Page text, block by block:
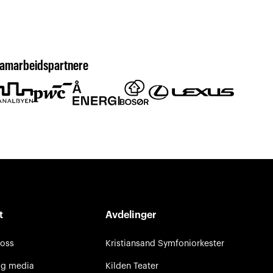
media
Avdelinger
Kristiansand Symfoniorkester
Kilden Teater